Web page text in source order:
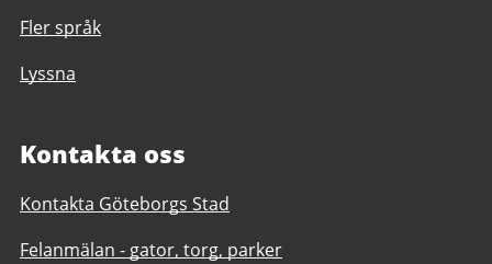
Fler språk
Lyssna
Kontakta oss
Kontakta Göteborgs Stad
Felanmälan - gator, torg, parker